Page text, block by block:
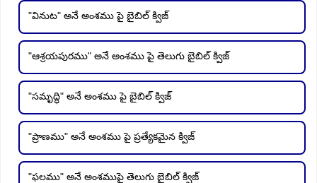
"వినుట" అనే అంశము పై బైబిల్ క్విజ్
"ఆశ్రయపురము" అనే అంశము పై తెలుగు బైబిల్ క్విజ్
"సమృద్ధి" అనే అంశము పై బైబిల్ క్విజ్
"ప్రాణము" అనే అంశము పై ప్రత్యేకమైన క్విజ్
"ఫలము" అనే అంశముపై తెలుగు బైబిల్ క్విజ్